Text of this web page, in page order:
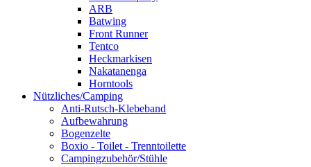
ARB
Batwing
Front Runner
Tentco
Heckmarkisen
Nakatanenga
Horntools
Nützliches/Camping
Anti-Rutsch-Klebeband
Aufbewahrung
Bogenzelte
Boxio - Toilet - Trenntoilette
Campingzubehör/Stühle